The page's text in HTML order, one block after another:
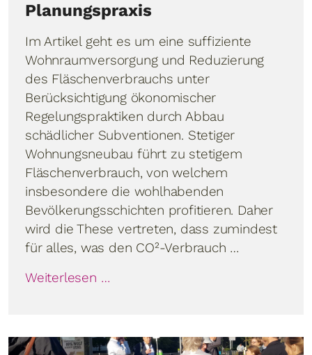
Planungspraxis
Im Artikel geht es um eine suffiziente
Wohnraumversorgung und Reduzierung
des Fläschenverbrauchs unter
Berücksichtigung ökonomischer
Regelungspraktiken durch Abbau
schädlicher Subventionen. Stetiger
Wohnungsneubau führt zu stetigem
Fläschenverbrauch, von welchem
insbesondere die wohlhabenden
Bevölkerungsschichten profitieren. Daher
wird die These vertreten, dass zumindest
für alles, was den CO²-Verbrauch …
Weiterlesen …